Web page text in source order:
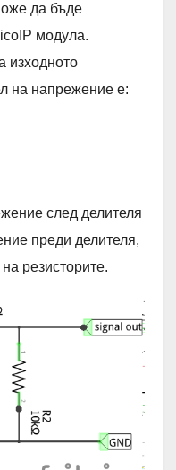
да бъде
модула.
изходното
на напрежение е:
след делителя
преди делителя,
на резисторите.